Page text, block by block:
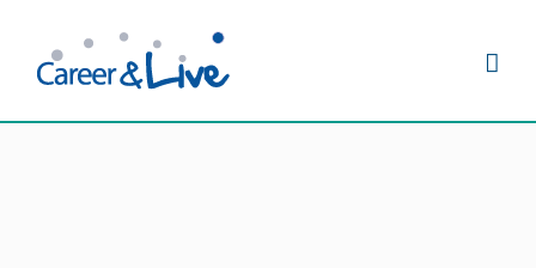
inhoud